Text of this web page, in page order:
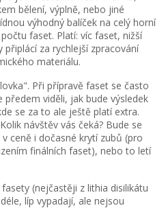
bělení, výplně, nebo jiné
výhodný balíček na celý horní
faset. Platí: víc faset, nižší
za rychlejší zpracování
materiálu.
Při přípravě faset se často
předem viděli, jak bude výsledek
se za to ale ještě platí extra.
návštěv vás čeká? Bude se
ceně i dočasné krytí zubů (pro
finálních faset), nebo to letí
(nejčastěji z lithia disilikátu
líp vypadají, ale nejsou